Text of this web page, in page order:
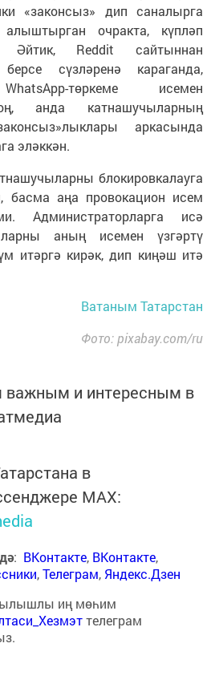
«законсыз» дип саналырга
очракта, күпләп
Әйтик, Reddit сайтыннан
сүзләренә караганда,
төркеме исемен
анда катнашучыларның
аркасында
эләккән.
блокировкалауга
басма аңа провокацион исем
Администраторларга исә
аның исемен үзгәртү
итәргә кирәк, дип киңәш итә
Ватаным Татарстан
Фото: pixabay.com/ru
важным и интересным в
в
MАХ:
: ВКонтакте, ВКонтакте,
,Телеграм, Яндекс.Дзен
иң мөһим
телеграм